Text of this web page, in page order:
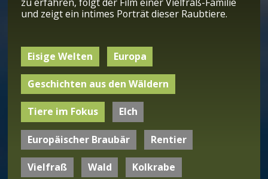
und zeigt ein intimes Porträt dieser Raubtiere.
Eisige Welten Europa
Geschichten aus den Wäldern
Tiere im Fokus Elch
Europäischer Braubär Rentier
Vielfraß Wald Kolkrabe